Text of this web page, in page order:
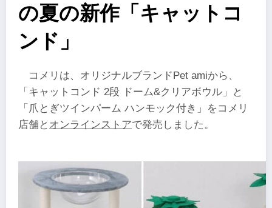
の夏の新作「キャットコ
ンド」
コメリは、オリジナルブランドPet amiから、
「キャットコンド 2段 ドーム&クリアボウル」と
「爪とぎツインパーム ハンモック付き」をコメリ
店舗と オンラインストアで発売しました。